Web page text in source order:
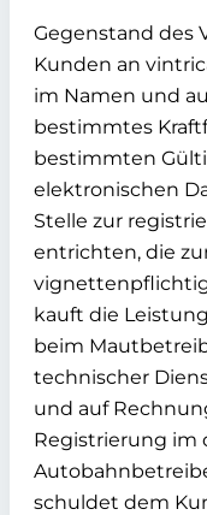
Gegenstand des
Kunden an
im Namen und
bestimmtes
bestimmten
elektronischen
Stelle zur
entrichten, die
kauft die
beim
technischer
und auf
Registrierung im
schuldet dem